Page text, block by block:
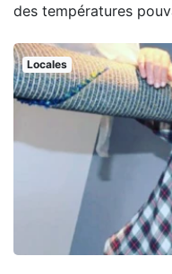
des températures
Locales